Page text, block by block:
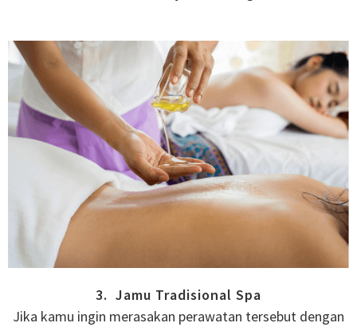
3. Jamu Tradisional Spa
Jika kamu ingin merasakan perawatan tersebut dengan